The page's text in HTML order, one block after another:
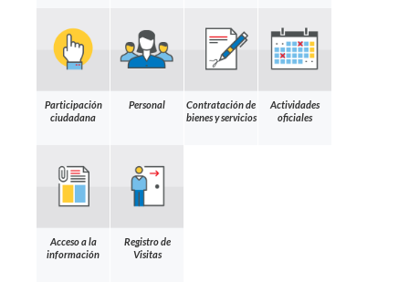
Participación
ciudadana
Personal
Contratación de
bienes y servicios
Actividades
oficiales
Acceso a la
información
Registro de
Visitas